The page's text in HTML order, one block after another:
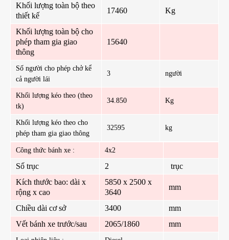
Khối lượng toàn bộ theo
thiết kế
17460 Kg
Khối lượng toàn bộ cho
phép tham gia giao
thông
15640
Số người cho phép chở kể
cả người lái
3 người
Khối lượng kéo theo (theo
tk)
34.850 Kg
Khối lượng kéo theo cho
phép tham gia giao thông
32595 kg
Công thức bánh xe : 4x2
Số trục 2
trục
Kích thước bao: dài x
rộng x cao
5850 x 2500 x
3640
mm
Chiều dài cơ sở 3400
mm
Vết bánh xe trước/sau
2065/1860 mm